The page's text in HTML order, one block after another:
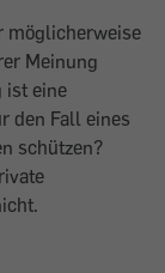
möglicherweise
Meinung
ist eine
den Fall eines
schützen?